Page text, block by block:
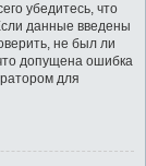
убедитесь, что
данные введены
не был ли
допущена ошибка
для